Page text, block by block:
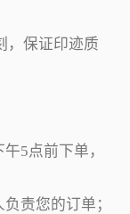
，保证印迹质
5点前下单，
责您的订单；